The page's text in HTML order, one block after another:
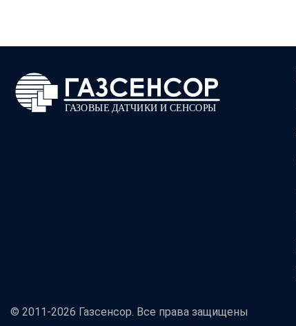
© 2011-2026 Газсенсор. Все права защищены